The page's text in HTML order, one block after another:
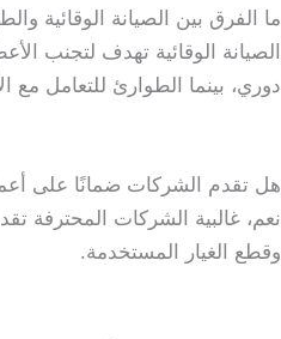
ما الفرق بين الصيانة الوقائية
الصيانة الوقائية تهدف لتجنب
دوري، بينما الطوارئ للتعامل مع
هل تقدم الشركات ضمانًا على
نعم، غالبية الشركات المحترفة
وقطع الغيار المستخدمة.